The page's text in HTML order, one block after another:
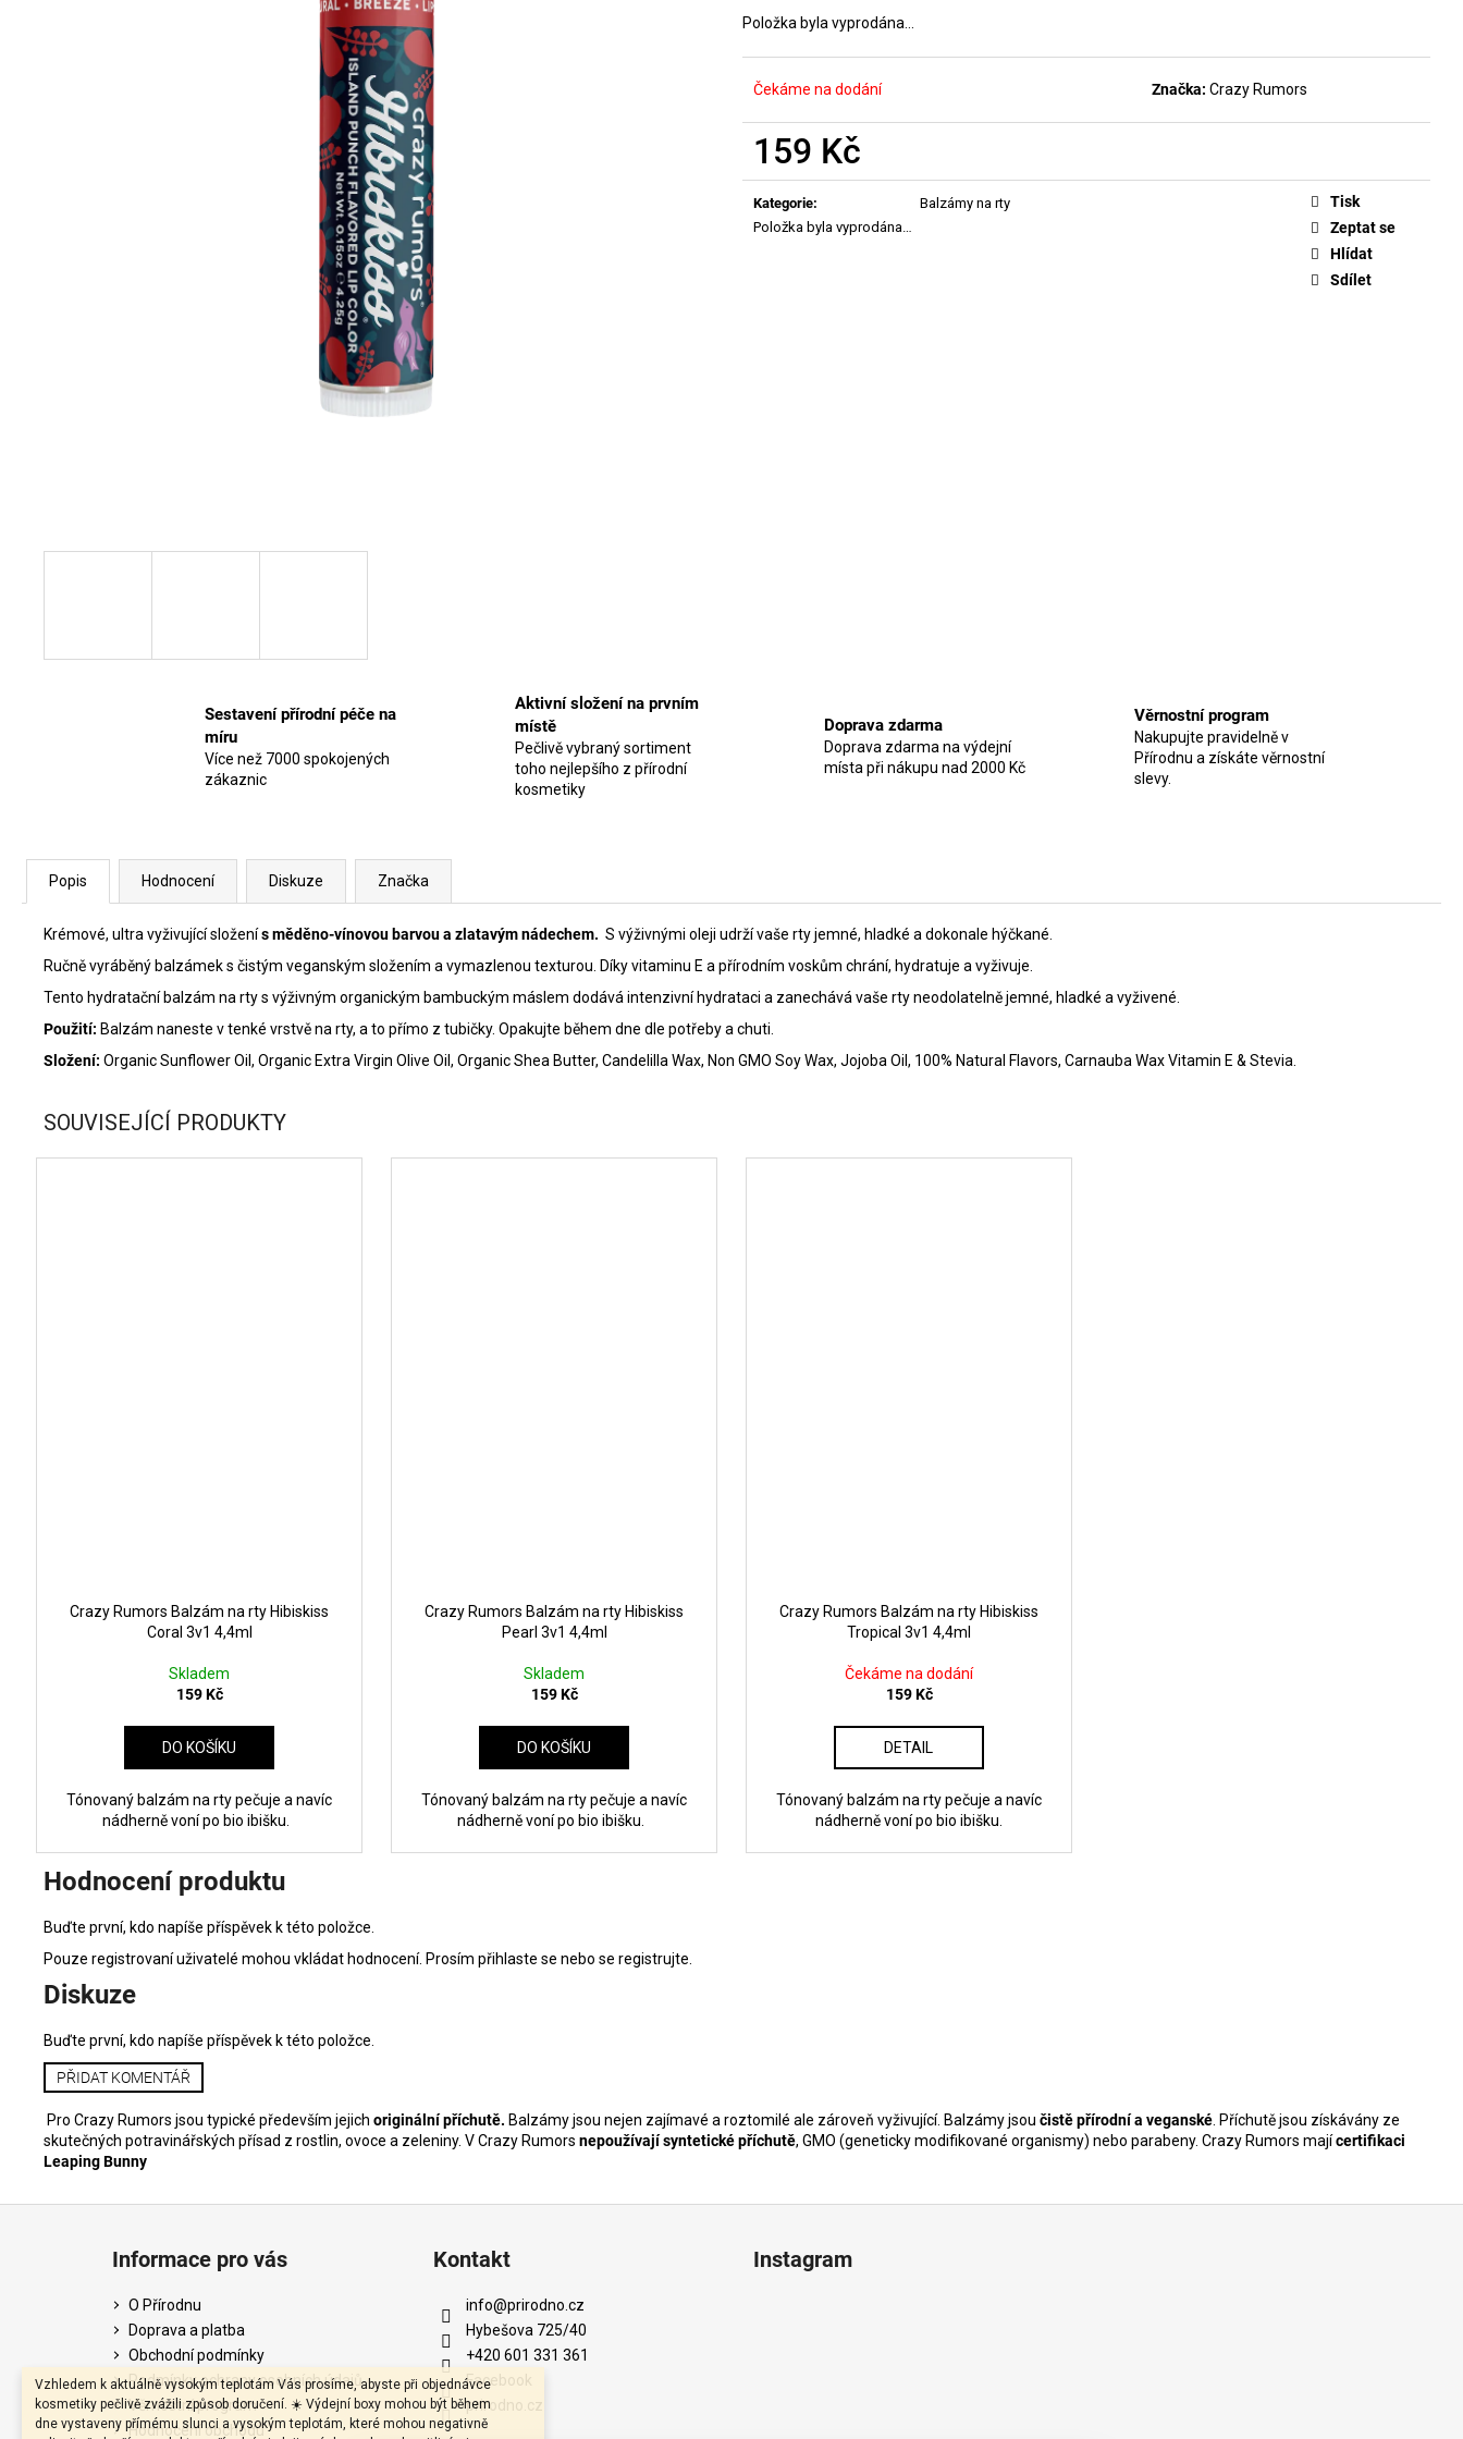
Vzhledem k aktuálně vysokým teplotám Vás prosíme, abyste při objednávce
kosmetiky pečlivě zvážili způsob doručení. ☀️ Výdejní boxy mohou být během
dne vystaveny přímému slunci a vysokým teplotám, které mohou negativně
Položka byla vyprodána…
Čekáme na dodání Značka:Crazy Rumors
159 Kč
Měrná
cena:
Kategorie:
Balzámy na rty
Položka byla vyprodána…
Tisk
Zeptat se
Hlídat
Sdílet
Sestavení přírodní péče na
míru
Více než 7000 spokojených
zákaznic
Aktivní složení na prvním
místě
Pečlivě vybraný sortiment
toho nejlepšího z přírodní
kosmetiky
Doprava zdarma
Doprava zdarma na výdejní
místa při nákupu nad 2000 Kč
Věrnostní program
Nakupujte pravidelně v
Přírodnu a získáte věrnostní
slevy.
Popis Hodnocení Diskuze Značka
Krémové, ultra vyživující složenís měděno-vínovou barvou a zlatavým nádechem. S výživnými oleji udrží vaše rty jemné, hladké a dokonale hýčkané.
Ručně vyráběný balzámek s čistým veganským složením a vymazlenou texturou. Díky vitaminu E a přírodním voskům chrání, hydratuje a vyživuje.
Tento hydratační balzám na rty s výživným organickým bambuckým máslem dodává intenzivní hydrataci a zanechává vaše rty neodolatelně jemné, hladké a vyživené.
Použití: Balzám naneste v tenké vrstvě na rty, a to přímo z tubičky. Opakujte během dne dle potřeby a chuti.
Složení: Organic Sunflower Oil, Organic Extra Virgin Olive Oil, Organic Shea Butter, Candelilla Wax, Non GMO Soy Wax, Jojoba Oil, 100% Natural Flavors, Carnauba Wax Vitamin E & Stevia.
SOUVISEJÍCÍ PRODUKTY
Crazy Rumors Balzám na rty Hibiskiss
Coral 3v1 4,4ml
Skladem
159 Kč
DO KOŠÍKU
Tónovaný balzám na rty pečuje a navíc
nádherně voní po bio ibišku.
Crazy Rumors Balzám na rty Hibiskiss
Pearl 3v1 4,4ml
Skladem
159 Kč
DO KOŠÍKU
Tónovaný balzám na rty pečuje a navíc
nádherně voní po bio ibišku.
Crazy Rumors Balzám na rty Hibiskiss
Tropical 3v1 4,4ml
Čekáme na dodání
159 Kč
DETAIL
Tónovaný balzám na rty pečuje a navíc
nádherně voní po bio ibišku.
Hodnocení produktu
Buďte první, kdo napíše příspěvek k této položce.
Pouze registrovaní uživatelé mohou vkládat hodnocení. Prosím přihlaste se nebo se registrujte
Diskuze
Buďte první, kdo napíše příspěvek k této položce.
PŘIDAT KOMENTÁŘ
Pro Crazy Rumors jsou typické především jejich originální příchutě. Balzámy jsou nejen zajímavé a roztomilé ale zároveň vyživující. Balzámy jsou čistě přírodní a veganské . Příchutě jsou získávány ze
skutečných potravinářských přísad z rostlin, ovoce a zeleniny. V Crazy Rumors nepoužívají syntetické příchutě, GMO (geneticky modifikované organismy) nebo parabeny. Crazy Rumors majícertifikaci
Leaping Bunny
ACTIVE - GENTLE REMOVER 50ML
200 Kč
Informace pro vás
O Přírodnu
Doprava a platba
Obchodní podmínky
Podmínky ochrany osobních údajů
Věrnostní program
Hodnocení obchodu
Kontakt
info@prirodno.cz
Hybešova 725/40
+420 601 331 361
Facebook
prirodno.cz
Instagram